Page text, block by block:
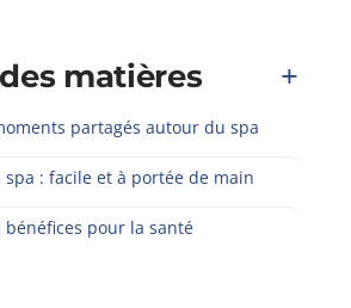
matières
partagés autour du spa
: facile et à portée de main
bénéfices pour la santé